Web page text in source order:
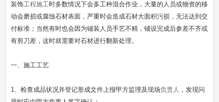
装饰工程施工时多数情况下会多工种混合作业，大量的人员或物资的移
动会磨损或腐蚀石材表面，严重时会造成石材大面积污损，无法达到交
付标准；当然有时也会因为铺装人员手艺不精，铺设完成后参差不齐或
有剪刀差，这时就需要对石材进行翻新处理。
一、施工工艺
1、检查成品状况并登记形成文件上报甲方监理及现场负责人 ，发现问